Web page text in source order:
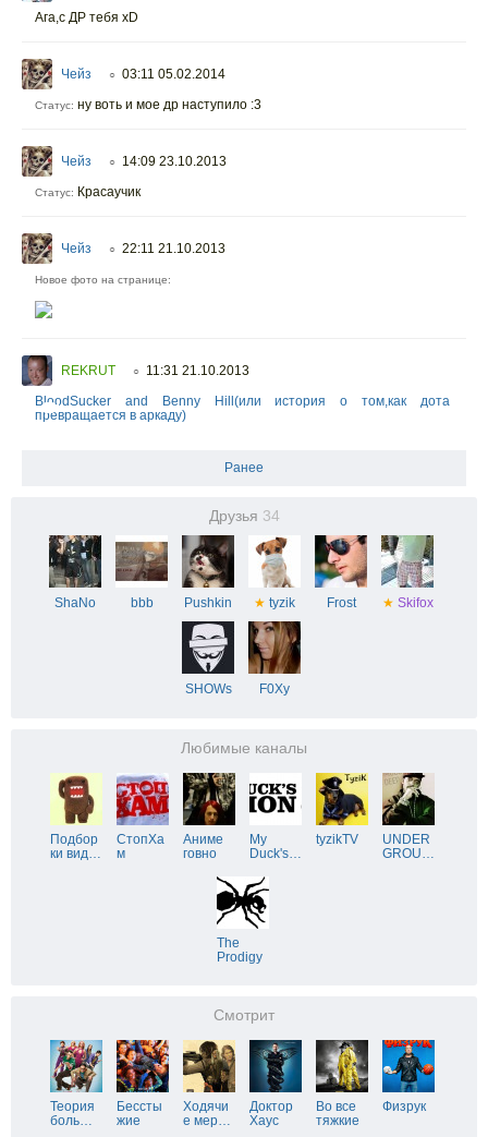
Ага,с ДР тебя xD
Чейз ○ 03:11 05.02.2014
Статус: ну воть и мое др наступило :3
Чейз ○ 14:09 23.10.2013
Статус: Красаучик
Чейз ○ 22:11 21.10.2013
Новое фото на странице:
REKRUT ○ 11:31 21.10.2013
BloodSucker and Benny Hill(или история о том,как дота
превращается в аркаду)
Ранее
Друзья 34
ShaNo bbb Pushkin ★ tyzik Frost ★ Skifox
SHOWs F0Xy
Любимые каналы
Подбор
ки вид…
СтопХа
м
Аниме
говно
My
Duck's…
tyzikTV
UNDER
GROU…
The
Prodigy
Смотрит
Теория
боль…
Бессты
жие
Ходячи
е мер…
Доктор
Хаус
Во все
тяжкие
Физрук